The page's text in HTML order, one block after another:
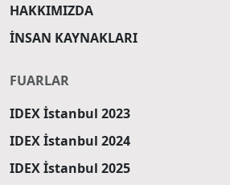
HAKKIMIZDA
İNSAN KAYNAKLARI
FUARLAR
IDEX İstanbul 2023
IDEX İstanbul 2024
IDEX İstanbul 2025